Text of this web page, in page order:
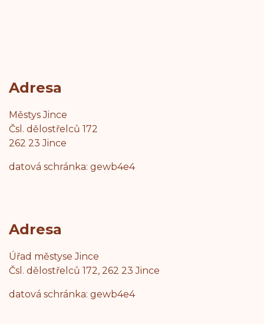
Adresa
Městys Jince
Čsl. dělostřelců 172
262 23 Jince
datová schránka: gewb4e4
Adresa
Úřad městyse Jince
Čsl. dělostřelců 172, 262 23 Jince
datová schránka: gewb4e4